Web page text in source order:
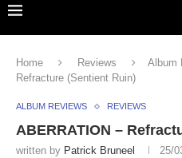
Home Reviews Album
Refracture (Sentient Ruin)
ALBUM REVIEWS REVIEWS
ABERRATION –
written by Patrick Bruneel 25/